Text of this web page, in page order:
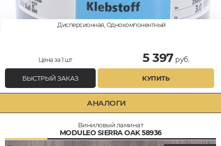
Дисперсионная, Однокомпонентный
Цена за 1 шт 5 397 руб.
БЫСТРЫЙ ЗАКАЗ КУПИТЬ
АНАЛОГИ
Виниловый ламинат
MODULEO SIERRA OAK 58936